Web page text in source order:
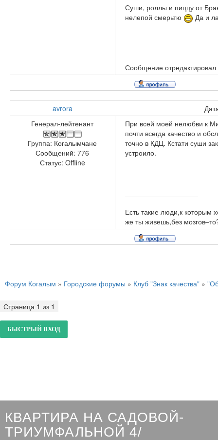
Суши, роллы и пиццу от
нелепой смерьтю
Да и
Сообщение отредактировал
avrora
Генерал-лейтенант
Группа: Когалымчане
Сообщений: 776
Статус: Offline
При всей моей нелюбви к
почти всегда качество и
точно в КДЦ. Кстати суши
устроило.
Есть такие люди,к которым
же ты живешь,без
Форум Когалым » Городские форумы » Клуб "Знак качества" »
Страница 1 из 1
КВАРТИРА НА САДОВОЙ-
ТРИУМФАЛЬНОЙ 4/